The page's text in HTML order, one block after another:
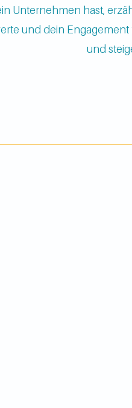
Unternehmen hast,
und dein Engagement
und